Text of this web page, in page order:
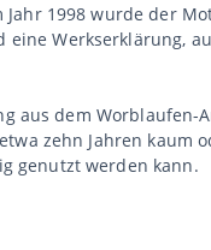
1998 wurde der
Werkserklärung,
aus dem Worblaufen-
zehn Jahren kaum
genutzt werden kann.